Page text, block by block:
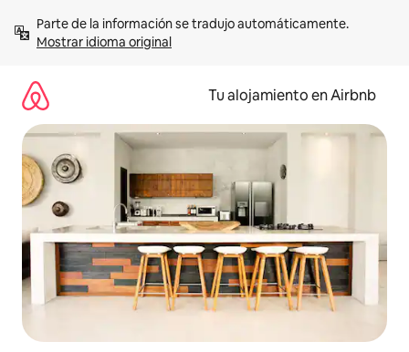
contenidoMostrar idioma original
Tu alojamiento en Airbnb